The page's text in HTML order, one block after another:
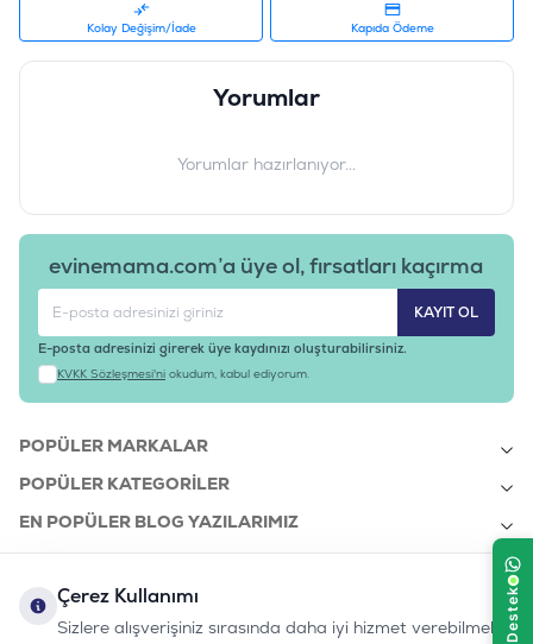
Ham Protein %32,00
%10,00
Taurin / Vitamin A 1000 mg / 12000 IU
Günlük Tüketim Önerisi
Kedi Ağırlığı (kg) Günlük Önerilen Adet
1 - 2 kg
6 kg ve üzeri
Tahılsız Formül:
sindirim sağlar.
Kolay Değişim/İade Kapıda Ödeme
Yorumlar
Yorumlar hazırlanıyor...
evinemama.com’a üye ol, fırsatları kaçırma
KAYIT OL
E-posta adresinizi girerek üye kaydınızı oluşturabilirsiniz.
KVKK Sözleşmesi'ni okudum, kabul ediyorum.
POPÜLER MARKALAR
POPÜLER KATEGORILER
EN POPÜLER BLOG YAZILARIMIZ
KURUMSAL
Çerez Kullanımı
Sizlere alışverişiniz sırasında daha iyi hizmet verebilmek